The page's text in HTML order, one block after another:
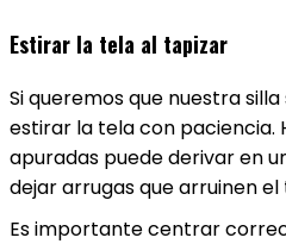
Estirar la tela al tapizar
Si queremos que nuestra
estirar la tela con paciencia.
apuradas puede derivar en
dejar arrugas que arruinen el
Es importante centrar